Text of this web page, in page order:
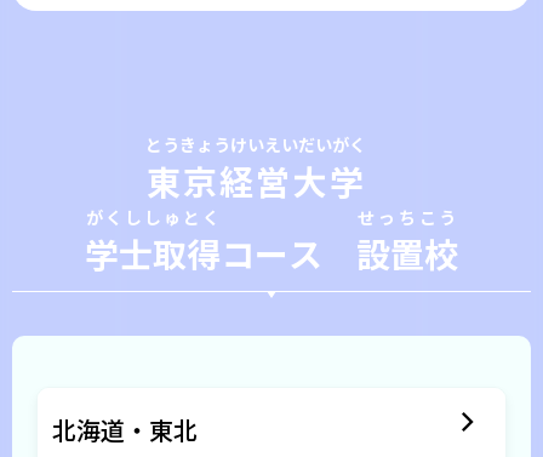
東京経営大学
とうきょうけいえいだいがく
学士取得
がくししゅとく
コース 設置校
せっちこう
北海道・東北